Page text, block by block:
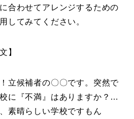
合わせてアレンジするための
してみてください。
】
立候補者の〇〇です。突然で
に『不満』はありますか？…
素晴らしい学校ですもん